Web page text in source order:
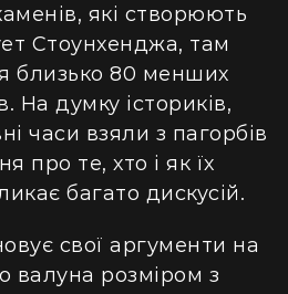
які створюють
Стоунхенджа, там
близько 80 менших
На думку істориків,
часи взяли з пагорбів
про те, хто і як їх
багато дискусій.
свої аргументи на
валуна розміром з